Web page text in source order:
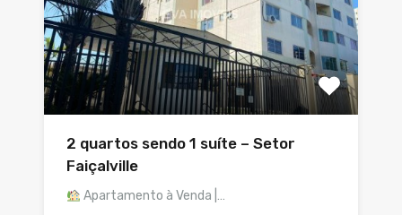
2 quartos sendo 1 suíte – Setor
Faiçalville
Apartamento à Venda |…